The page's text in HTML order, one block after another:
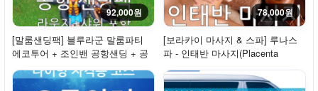
92,000원
[말룸샌딩팩] 블루라군 말룸파티
에코투어 + 조인밴 공항샌딩 + 공
항라운지(샤...
78,000원
[보라카이 마사지 & 스파] 루나스
파 - 인태반 마사지(Placenta
Massage)